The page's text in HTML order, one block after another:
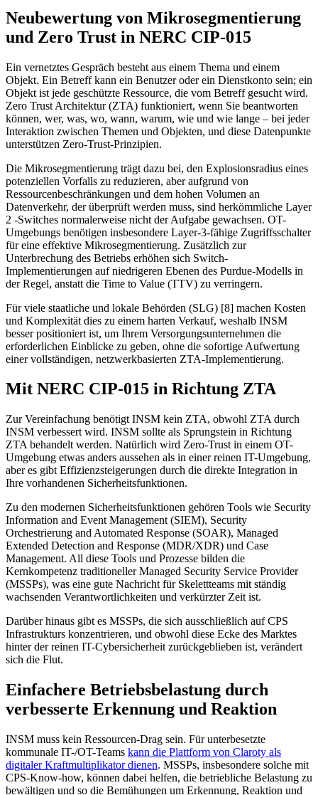
Neubewertung von Mikrosegmentierung
und Zero Trust in NERC CIP-015
Ein vernetztes Gespräch besteht aus einem Thema und einem
Objekt. Ein Betreff kann ein Benutzer oder ein Dienstkonto sein; ein
Objekt ist jede geschützte Ressource, die vom Betreff gesucht wird.
Zero Trust Architektur (ZTA) funktioniert, wenn Sie beantworten
können, wer, was, wo, wann, warum, wie und wie lange – bei jeder
Interaktion zwischen Themen und Objekten, und diese Datenpunkte
unterstützen Zero-Trust-Prinzipien.
Die Mikrosegmentierung trägt dazu bei, den Explosionsradius eines
potenziellen Vorfalls zu reduzieren, aber aufgrund von
Ressourcenbeschränkungen und dem hohen Volumen an
Datenverkehr, der überprüft werden muss, sind herkömmliche Layer
2 -Switches normalerweise nicht der Aufgabe gewachsen. OT-
Umgebungs benötigen insbesondere Layer-3-fähige Zugriffsschalter
für eine effektive Mikrosegmentierung. Zusätzlich zur
Unterbrechung des Betriebs erhöhen sich Switch-
Implementierungen auf niedrigeren Ebenen des Purdue-Modells in
der Regel, anstatt die Time to Value (TTV) zu verringern.
Für viele staatliche und lokale Behörden (SLG) [8] machen Kosten
und Komplexität dies zu einem harten Verkauf, weshalb INSM
besser positioniert ist, um Ihrem Versorgungsunternehmen die
erforderlichen Einblicke zu geben, ohne die sofortige Aufwertung
einer vollständigen, netzwerkbasierten ZTA-Implementierung.
Mit NERC CIP-015 in Richtung ZTA
Zur Vereinfachung benötigt INSM kein ZTA, obwohl ZTA durch
INSM verbessert wird. INSM sollte als Sprungstein in Richtung
ZTA behandelt werden. Natürlich wird Zero-Trust in einem OT-
Umgebung etwas anders aussehen als in einer reinen IT-Umgebung,
aber es gibt Effizienzsteigerungen durch die direkte Integration in
Ihre vorhandenen Sicherheitsfunktionen.
Zu den modernen Sicherheitsfunktionen gehören Tools wie Security
Information and Event Management (SIEM), Security
Orchestrierung and Automated Response (SOAR), Managed
Extended Detection and Response (MDR/XDR) und Case
Management. All diese Tools und Prozesse bilden die
Kernkompetenz traditioneller Managed Security Service Provider
(MSSPs), was eine gute Nachricht für Skelettteams mit ständig
wachsenden Verantwortlichkeiten und verkürzter Zeit ist.
Darüber hinaus gibt es MSSPs, die sich ausschließlich auf CPS
Infrastrukturs konzentrieren, und obwohl diese Ecke des Marktes
hinter der reinen IT-Cybersicherheit zurückgeblieben ist, verändert
sich die Flut.
Einfachere Betriebsbelastung durch
verbesserte Erkennung und Reaktion
INSM muss kein Ressourcen-Drag sein. Für unterbesetzte
kommunale IT-/OT-Teams kann die Plattform von Claroty als
digitaler Kraftmultiplikator dienen. MSSPs, insbesondere solche mit
CPS-Know-how, können dabei helfen, die betriebliche Belastung zu
bewältigen und so die Bemühungen um Erkennung, Reaktion und